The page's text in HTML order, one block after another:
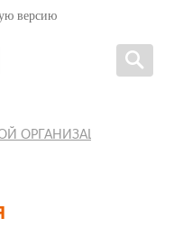
версию
ОРГАНИЗАЦИИ